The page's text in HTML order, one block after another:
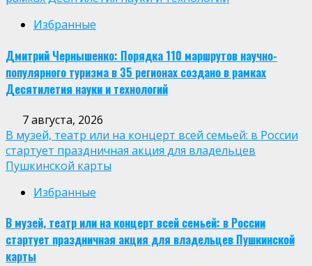
Избранные
Дмитрий Чернышенко: Порядка 110 маршрутов научно-
популярного туризма в 35 регионах создано в рамках
Десятилетия науки и технологий
7 августа, 2026
В музей, театр или на концерт всей семьей: в России
стартует праздничная акция для владельцев
Пушкинской карты
Избранные
В музей, театр или на концерт всей семьей: в России
стартует праздничная акция для владельцев Пушкинской
карты